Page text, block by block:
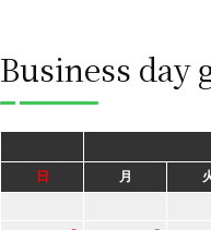
Business day